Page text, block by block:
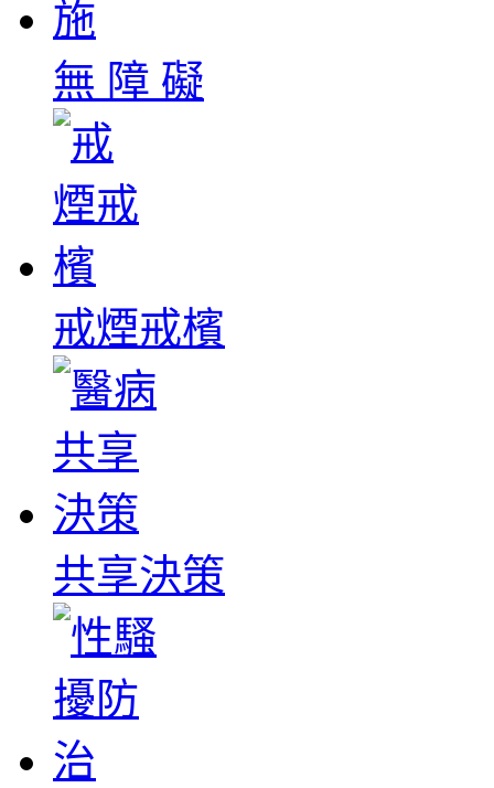
無 障 礙
戒煙戒檳
共享決策